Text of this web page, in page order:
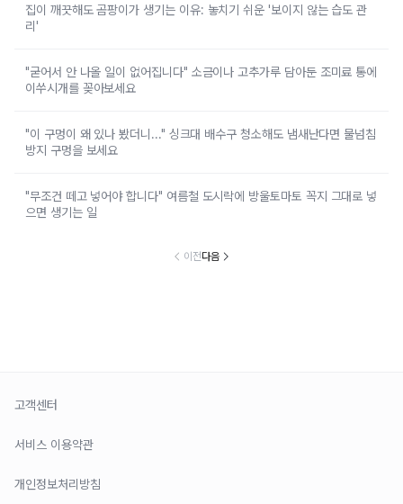
집이 깨끗해도 곰팡이가 생기는 이유: 놓치기 쉬운 '보이지 않는 습도 관
리'
"굳어서 안 나올 일이 없어집니다" 소금이나 고추가루 담아둔 조미료 통에
이쑤시개를 꽂아보세요
"이 구멍이 왜 있나 봤더니..." 싱크대 배수구 청소해도 냄새난다면 물넘침
방지 구멍을 보세요
"무조건 떼고 넣어야 합니다" 여름철 도시락에 방울토마토 꼭지 그대로 넣
으면 생기는 일
이전다음
고객센터
서비스 이용약관
개인정보처리방침